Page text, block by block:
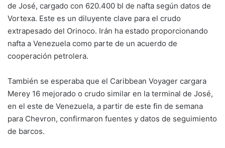
de José, cargado con 620.400 bl de nafta según datos de
Vortexa. Este es un diluyente clave para el crudo
extrapesado del Orinoco. Irán ha estado proporcionando
nafta a Venezuela como parte de un acuerdo de
cooperación petrolera.
También se esperaba que el Caribbean Voyager cargara
Merey 16 mejorado o crudo similar en la terminal de José,
en el este de Venezuela, a partir de este fin de semana
para Chevron, confirmaron fuentes y datos de seguimiento
de barcos.